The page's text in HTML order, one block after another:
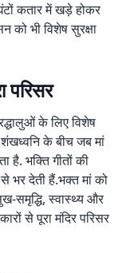
कतार में खड़े होकर
को भी विशेष सुरक्षा
के लिए विशेष
के बीच जब मां
है. भक्ति गीतों की
भर देती हैं.भक्त मां को
समृद्धि, स्वास्थ्य और
से पूरा मंदिर परिसर